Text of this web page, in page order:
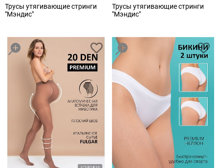
Трусы утягивающие стринги
"Мэндис"
Трусы утягивающие стринги
"Мэндис"